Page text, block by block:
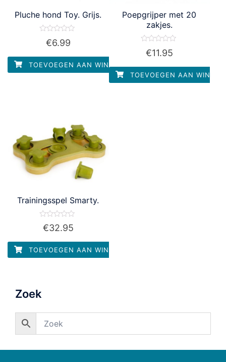
Pluche hond Toy. Grijs.
Waardering
5
€6.99
TOEVOEGEN AAN WINKELWAGEN
Poepgrijper met 20
zakjes.
Waardering
5
€11.95
TOEVOEGEN AAN
Trainingsspel Smarty.
Waardering
0
5
€32.95
TOEVOEGEN AAN WINKELWAGEN
Zoek